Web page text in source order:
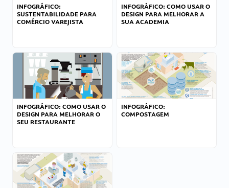
INFOGRÁFICO:
SUSTENTABILIDADE PARA
COMÉRCIO VAREJISTA
INFOGRÁFICO: COMO USAR O
DESIGN PARA MELHORAR A
SUA ACADEMIA
INFOGRÁFICO: COMO USAR O
DESIGN PARA MELHORAR O
SEU RESTAURANTE
INFOGRÁFICO:
COMPOSTAGEM